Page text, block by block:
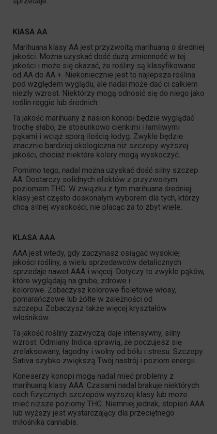
KlASA AA
Marihuana klasy AA jest przyzwoitą marihuaną o średniej
jakości. Można uzyskać dość dużą zmienność w tej
jakości i może się okazać, że rośliny są klasyfikowane
od AA do AA +. Niekoniecznie jest to najlepsza roślina
pod względem wyglądu, ale nadal może dać ci całkiem
niezły wzrost. Niektórzy mogą odnosić się do niego jako
roślin reggie lub średnich.
Ta jakość marihuany z nasion konopi będzie wyglądać
trochę słabo, ze stosunkowo cienkimi i łamliwymi
pąkami i wciąż sporą ilością łodyg. Zwykle będzie
znacznie bardziej ekologiczna niż szczepy wyższej
jakości, chociaż niektóre kolory mogą wyskoczyć.
Pomimo tego, nadal można uzyskać dość silny szczep
AA. Dostarczy solidnych efektów z przyzwoitym
poziomem THC. W związku z tym marihuana średniej
klasy jest często doskonałym wyborem dla tych, którzy
chcą silnej wysokości, nie płacąc za to zbyt wiele.
KLASA AAA
AAA jest wtedy, gdy zaczynasz osiągać wysokiej
jakości rośliny, a wielu sprzedawców detalicznych
sprzedaje nawet AAA i więcej. Dotyczy to zwykle pąków,
które wyglądają na grube, zdrowe i
kolorowe. Zobaczysz kolorowe fioletowe włosy,
pomarańczowe lub żółte w zależności od
szczepu. Zobaczysz także więcej kryształów
włośników.
Ta jakość rośliny zazwyczaj daje intensywny, silny
wzrost. Odmiany Indica sprawią, że poczujesz się
zrelaksowany, łagodny i wolny od bólu i stresu. Szczepy
Sativa szybko zwiększą Twój nastrój i poziom energii.
Koneserzy konopi mogą nadal mieć problemy z
marihuaną klasy AAA. Czasami nadal brakuje niektórych
cech fizycznych szczepów wyższej klasy lub może
mieć niższe poziomy THC. Niemniej jednak, stopień AAA
lub wyższy jest wystarczający dla przeciętnego
miłośnika cannabis.